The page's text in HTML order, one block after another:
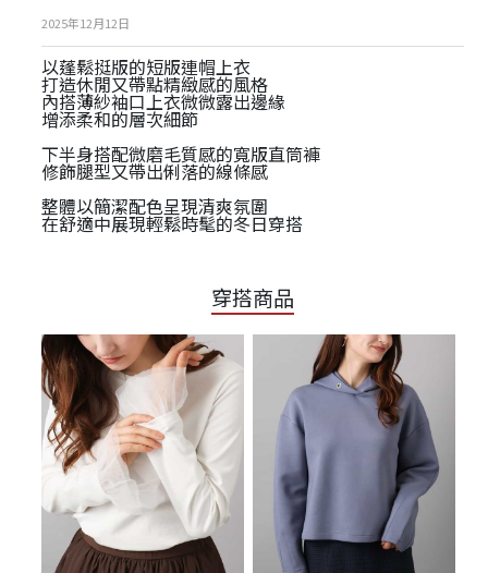
2025年12月12日
以蓬鬆挺版的短版連帽上衣
打造休閒又帶點精緻感的風格
內搭薄紗袖口上衣微微露出邊緣
增添柔和的層次細節
下半身搭配微磨毛質感的寬版直筒褲
修飾腿型又帶出俐落的線條感
整體以簡潔配色呈現清爽氛圍
在舒適中展現輕鬆時髦的冬日穿搭
穿搭商品